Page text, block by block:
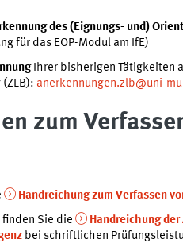
des (Eignungs- und)
für das EOP-Modul am IfE)
Ihrer bisherigen Tätigkeiten
anerkennungen.zlb@uni-
zum
Handreichung zum Verfassen
Sie die
Handreichung
bei schriftlichen